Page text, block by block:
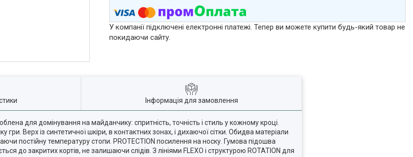
У компанії підключені електронні платежі. Тепер ви можете купити будь-який товар не
покидаючи сайту.
Інформація для замовлення
для домінування на майданчику: спритність, точність і стиль у кожному кроці.
гри. Верх із синтетичної шкіри, в контактних зонах, і дихаючої сітки. Обидва матеріали
постійну температуру стопи. PROTECTION посилення на носку. Гумова підошва
до закритих кортів, не залишаючи слідів. З лініями FLEXO і структурою ROTATION для